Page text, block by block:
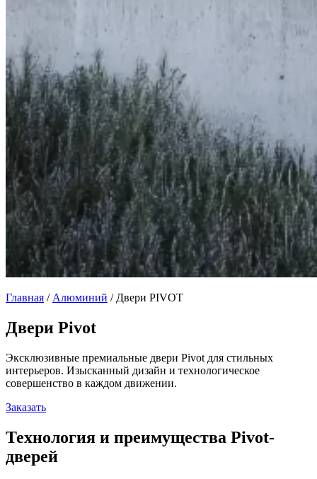
Главная / Алюминий / Двери PIVOT
Двери Pivot
Эксклюзивные премиальные двери Pivot для стильных
интерьеров. Изысканный дизайн и технологическое
совершенство в каждом движении.
Заказать
Технология и преимущества Pivot-
дверей